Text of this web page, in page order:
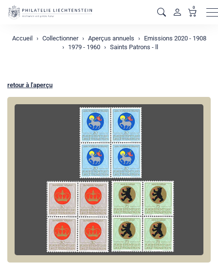
0
Accueil Collectionner Aperçus annuels
Emissions 2020 - 1908
1979 - 1960
Saints Patrons - ll
retour à l'aperçu